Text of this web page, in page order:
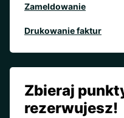
Zameldowanie
Drukowanie faktur
Zbieraj
rezerwujesz!